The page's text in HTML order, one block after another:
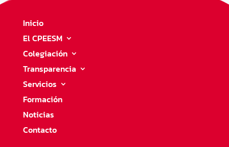
Inicio
El CPEESM
Colegiación
Transparencia
Servicios
Formación
Noticias
Contacto